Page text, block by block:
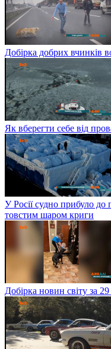
Добірка добрих вчинків
Як вберегти себе від
У Росії судно прибуло
товстим шаром криги
Добірка новин світу за